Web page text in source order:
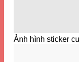
Ảnh hình sticker